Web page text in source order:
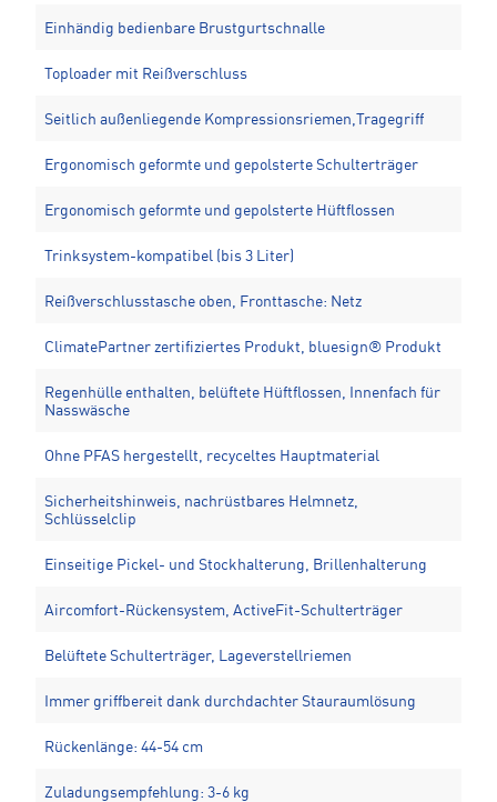
Einhändig bedienbare Brustgurtschnalle
Toploader mit Reißverschluss
Seitlich außenliegende Kompressionsriemen,Tragegriff
Ergonomisch geformte und gepolsterte Schulterträger
Ergonomisch geformte und gepolsterte Hüftflossen
Trinksystem-kompatibel (bis 3 Liter)
Reißverschlusstasche oben, Fronttasche: Netz
ClimatePartner zertifiziertes Produkt, bluesign® Produkt
Regenhülle enthalten, belüftete Hüftflossen, Innenfach für
Nasswäsche
Ohne PFAS hergestellt, recyceltes Hauptmaterial
Sicherheitshinweis, nachrüstbares Helmnetz,
Schlüsselclip
Einseitige Pickel- und Stockhalterung, Brillenhalterung
Aircomfort-Rückensystem, ActiveFit-Schulterträger
Belüftete Schulterträger, Lageverstellriemen
Immer griffbereit dank durchdachter Stauraumlösung
Rückenlänge: 44-54 cm
Zuladungsempfehlung: 3-6 kg